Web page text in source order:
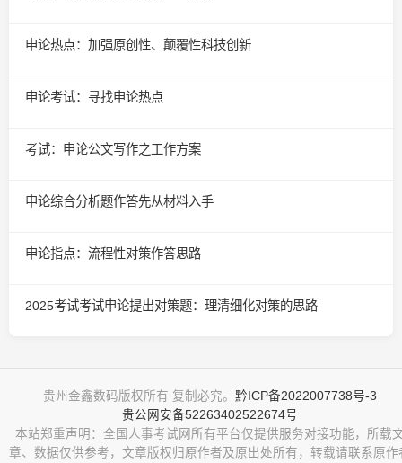
申论热点：加强原创性、颠覆性科技创新
申论考试：寻找申论热点
考试：申论公文写作之工作方案
申论综合分析题作答先从材料入手
申论指点：流程性对策作答思路
2025考试考试申论提出对策题：理清细化对策的思路
贵州金鑫数码版权所有 复制必究。 黔ICP备2022007738号-3
贵公网安备52263402522674号
本站郑重声明：全国人事考试网所有平台仅提供服务对接功能，所载
章、数据仅供参考，文章版权归原作者及原出处所有，转载请联系原作